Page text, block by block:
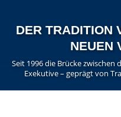
DER TRADITION
NEUEN
Seit 1996 die Brücke
Exekutive – geprägt von